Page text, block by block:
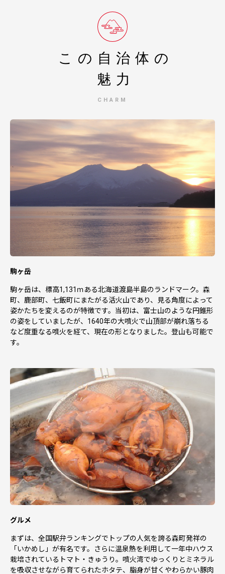
すようよろしくお願い申し上げます。
※転送を拒否された場合の返礼品の再発送はいたしませ
【申し込み後の内容変更】
寄附申込みのキャンセル、返礼品の変更・返品はできませ
ん。また、寄附者の都合により返礼品がお届けできない場
合、返礼品の再送は致しません。あらかじめご了承くださ
い。
【寄附金受領証明書】
入金確認後、寄附者住所へ送付いたします
社インサイト」から発送しています。
・寄附金受領証明書・ワンストップ特例申請書・返信用封
筒の3つがセットになって届きます。
＜ワンストップ申請書送付先＞
〒999-3511
この自治体の
魅力
CHARM
駒ヶ岳
駒ヶ岳は、標高1,131ｍある北海道渡島半島のランドマーク。森
町、鹿部町、七飯町にまたがる活火山であり、見る角度によって
姿かたちを変えるのが特徴です。当初は、富士山のような円錐形
の姿をしていましたが、1640年の大噴火で山頂部が崩れ落ちる
など度重なる噴火を経て、現在の形となりました。登山も可能で
す。
グルメ
まずは、全国駅弁ランキングでトップの人気を誇る森町発祥の
「いかめし」が有名です。さらに温泉熱を利用して一年中ハウス
栽培されているトマト・きゅうり。噴火湾でゆっくりとミネラル
を吸収させながら育てられたホタテ、脂身が甘くやわらかい豚肉